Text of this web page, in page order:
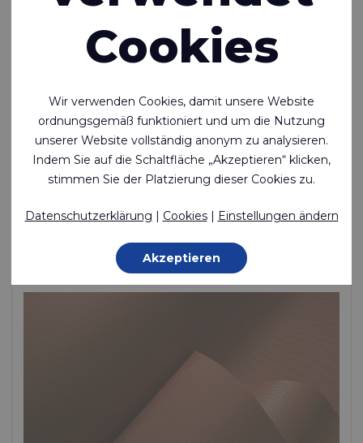
RTX™ 400
Wasserdichtes, PU-beschichtetes Nylon
Polyamide (Nylon) - 470 Dtex , Polyurethan (PU) Beschichtung,
Auf Lager
Cookies
Wir verwenden Cookies, damit unsere Website
ordnungsgemäß funktioniert und um die Nutzung
unserer Website vollständig anonym zu analysieren.
Indem Sie auf die Schaltfläche „Akzeptieren“ klicken,
stimmen Sie der Platzierung dieser Cookies zu.
Datenschutzerklärung | Cookies| Einstellungen ändern
Akzeptieren